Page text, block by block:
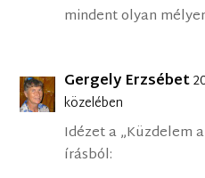
mindent olyan
Gergely Erzsébet
közelében
Idézet a „Küzdelem
írásból: